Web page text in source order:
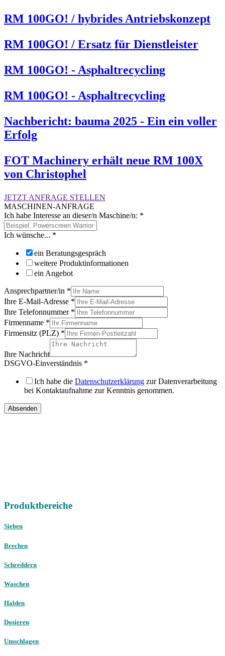
RM 100GO! / hybrides Antriebskonzept
RM 100GO! / Ersatz für Dienstleister
RM 100GO! - Asphaltrecycling
RM 100GO! - Asphaltrecycling
Nachbericht: bauma 2025 - Ein ein voller
Erfolg
FOT Machinery erhält neue RM 100X
von Christophel
JETZT ANFRAGE STELLEN
MASCHINEN-ANFRAGE
Ich habe Interesse an dieser/n Maschine/n: *
Ich wünsche... *
ein Beratungsgespräch
weitere Produktinformationen
ein Angebot
Ansprechpartner/in *
Ihre E-Mail-Adresse *
Ihre Telefonnummer *
Firmenname *
Firmensitz (PLZ) *
Ihre Nachricht
DSGVO-Einverständnis *
Ich habe die Datenschutzerklärung zur Datenverarbeitung
bei Kontaktaufnahme zur Kenntnis genommen.
Absenden
Produktbereiche
Sieben
Brechen
Schreddern
Waschen
Halden
Dosieren
Umschlagen